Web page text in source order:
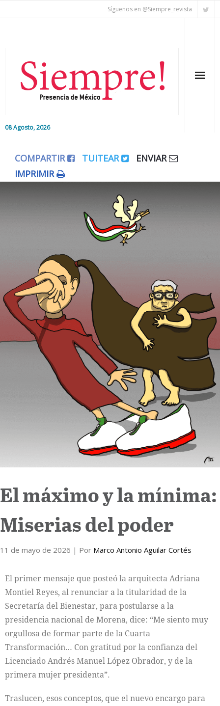
Síguenos en @Siempre_revista
08 Agosto, 2026
Editorial
Cultura
COMPARTIR TUITEAR
ENVIAR
IMPRIMIR
El máximo y la mínima:
Miserias del poder
11 de mayo de 2026 | Por Marco Antonio Aguilar Cortés
El primer mensaje que posteó la arquitecta Adriana
Montiel Reyes, al renunciar a la titularidad de la
Secretaría del Bienestar, para postularse a la
presidencia nacional de Morena, dice: “Me siento muy
orgullosa de formar parte de la Cuarta
Transformación… Con gratitud por la confianza del
Licenciado Andrés Manuel López Obrador, y de la
primera mujer presidenta”.
Traslucen, esos conceptos, que el nuevo encargo para